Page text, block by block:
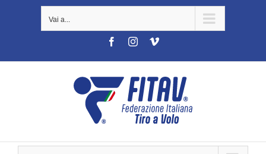
Vai a...
FacebookInstagramVimeo